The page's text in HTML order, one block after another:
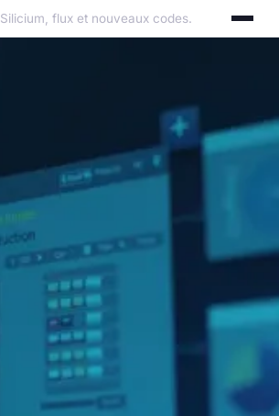
Silicium, flux et nouveaux codes.